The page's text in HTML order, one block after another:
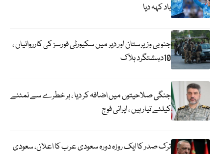
باد کہہ دیا
جنوبی وزیرستان اور دیر میں سکیورٹی فورسز کی کارروائیاں ،
10دہشتگرد ہلاک
جنگی صلاحیتوں میں اضافہ کر دیا ، ہر خطرے سے نمٹنے
کیلئے تیار ہیں ، ایرانی فوج
ترک صدر کا ایک روزہ دورہ سعودی عرب کا اعلان، سعودی